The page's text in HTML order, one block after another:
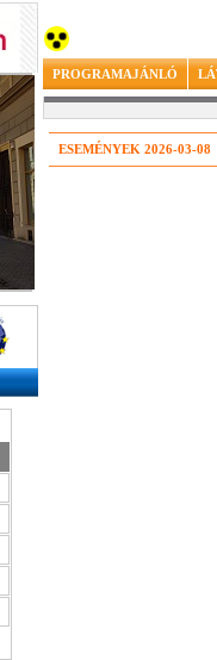
PROGRAMAJÁNLÓ
ESEMÉNYEK 2026-03-08